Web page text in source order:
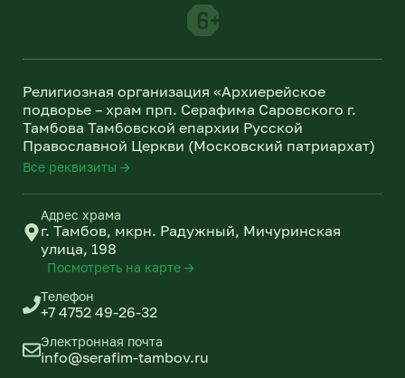
m
s
i
k
i
Религиозная организация «Архиерейское
подворье – храм прп. Серафима Саровского г.
Тамбова Тамбовской епархии Русской
Православной Церкви (Московский патриархат)
Все реквизиты →
Адрес храма
г. Тамбов, мкрн. Радужный, Мичуринская
улица, 198
Посмотреть на карте →
Телефон
+7 4752 49-26-32
Электронная почта
info@serafim-tambov.ru